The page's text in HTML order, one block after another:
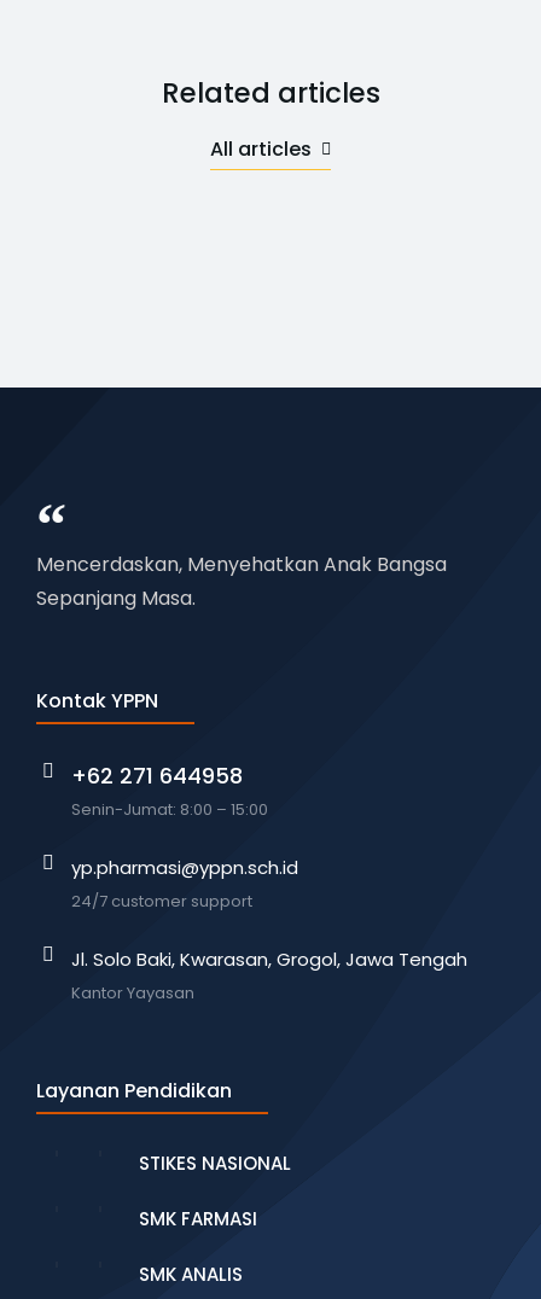
Related articles
All articles
Mencerdaskan, Menyehatkan Anak Bangsa
Sepanjang Masa.
Kontak YPPN
+62 271 644958
Senin-Jumat: 8:00 – 15:00
yp.pharmasi@yppn.sch.id
24/7 customer support
Jl. Solo Baki, Kwarasan, Grogol, Jawa Tengah
Kantor Yayasan
Layanan Pendidikan
STIKES NASIONAL
SMK FARMASI
SMK ANALIS